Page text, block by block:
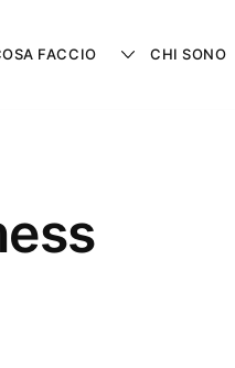
FACCIO CHI SONO